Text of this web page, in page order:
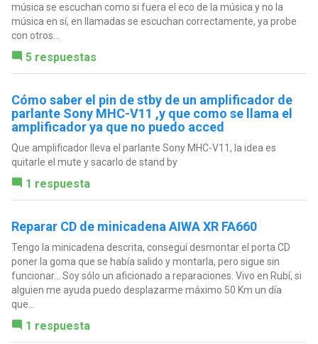
música se escuchan como si fuera el eco de la música y no la
música en sí, en llamadas se escuchan correctamente, ya probe
con otros...
5 respuestas
Cómo saber el pin de stby de un amplificador de
parlante Sony MHC-V11 ,y que como se llama el
amplificador ya que no puedo acced
Que amplificador lleva el parlante Sony MHC-V11, la idea es
quitarle el mute y sacarlo de stand by
1 respuesta
Reparar CD de minicadena AIWA XR FA660
Tengo la minicadena descrita, conseguí desmontar el porta CD
poner la goma que se había salido y montarla, pero sigue sin
funcionar... Soy sólo un aficionado a reparaciones. Vivo en Rubí, si
alguien me ayuda puedo desplazarme máximo 50 Km un día
que...
1 respuesta